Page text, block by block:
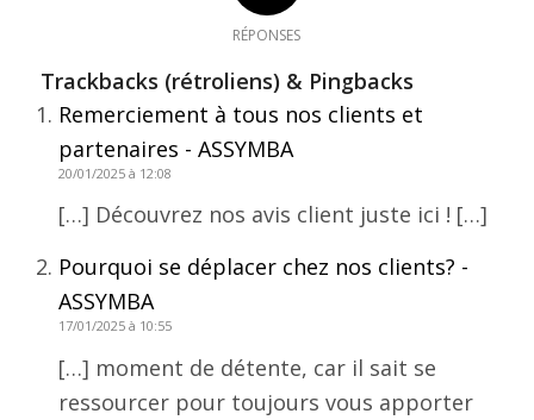
RÉPONSES
Trackbacks (rétroliens) & Pingbacks
Remerciement à tous nos clients et
partenaires - ASSYMBA
20/01/2025 à 12:08
[…] Découvrez nos avis client juste ici ! […]
Pourquoi se déplacer chez nos clients? -
ASSYMBA
17/01/2025 à 10:55
[…] moment de détente, car il sait se
ressourcer pour toujours vous apporter